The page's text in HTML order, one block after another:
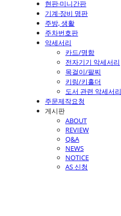
현판·미니간판
기계·장비 명판
주방, 생활
주차번호판
악세서리
카드/명함
전자기기 악세서리
목걸이/팔찌
키링/키홀더
도서 관련 악세서리
주문제작요청
게시판
ABOUT
REVIEW
Q&A
NEWS
NOTICE
AS 신청